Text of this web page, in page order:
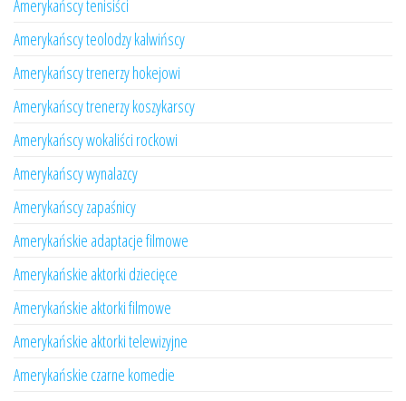
Amerykańscy tenisiści
Amerykańscy teolodzy kalwińscy
Amerykańscy trenerzy hokejowi
Amerykańscy trenerzy koszykarscy
Amerykańscy wokaliści rockowi
Amerykańscy wynalazcy
Amerykańscy zapaśnicy
Amerykańskie adaptacje filmowe
Amerykańskie aktorki dziecięce
Amerykańskie aktorki filmowe
Amerykańskie aktorki telewizyjne
Amerykańskie czarne komedie